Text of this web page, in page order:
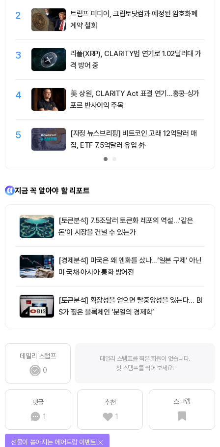
2
트럼프 미디어, 크립토닷컴과 예정된 암호화폐
계약 철회
3
리플(XRP), CLARITY법 연기로 1.02달러대 가
격 방어 중
4
美 상원, CLARITY Act 표결 연기…홍콩·싱가
포르 반사이익 주목
5
[자정 뉴스브리핑] 비트코인 고래 12억달러 매
집, ETF 7.5억달러 유입 外
지금 꼭 알아야 할 리포트
[토큰분석] 7.5조달러 토큰화 레포의 역설…‘같은
돈’이 시장을 건널 수 있는가
[경제분석] 미국은 왜 엔화를 샀나…‘일본 구제’ 아닌
미 국채·아시아 통화 방어전
[토큰분석] 확장성을 얻으면 탈중앙성을 잃는다… BI
S가 짚은 블록체인 ‘분열의 경제학’
데일리 스탬프
0
데일리 스탬프를 찍은 회원이 없습니다.
첫 스탬프를 찍어 보세요!
댓글
1
추천
1
스크랩
퀴즈풀고 선물 받자!